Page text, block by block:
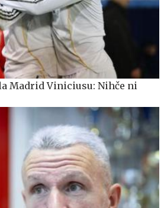
Madrid Viniciusu: Nihče ni